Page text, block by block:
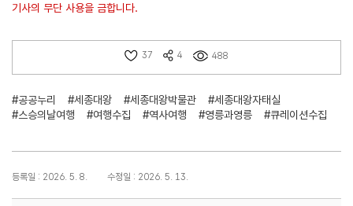
기사의 무단 사용을 금합니다.
37 4 488
#공공누리 #세종대왕 #세종대왕박물관
#세종대왕자태실
#스승의날여행
#여행수집 #역사여행 #영릉과영릉 #큐레이션수집
등록일 : 2026. 5. 8. 수정일 : 2026. 5. 13.